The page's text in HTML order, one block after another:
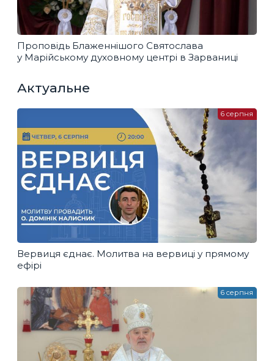
Проповідь Блаженнішого Святослава
у Марійському духовному центрі в Зарваниці
Актуальне
Вервиця єднає. Молитва на вервиці у прямому
ефірі
6 серпня
6 серпня